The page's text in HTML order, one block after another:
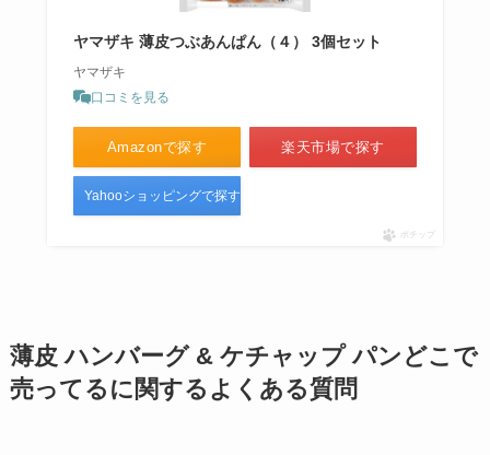
ヤマザキ 薄皮つぶあんぱん（４） 3個セット
ヤマザキ
口コミを見る
Amazonで探す 楽天市場で探す
Yahooショッピングで探す
ポチップ
薄皮 ハンバーグ & ケチャップ パンどこで
売ってるに関するよくある質問